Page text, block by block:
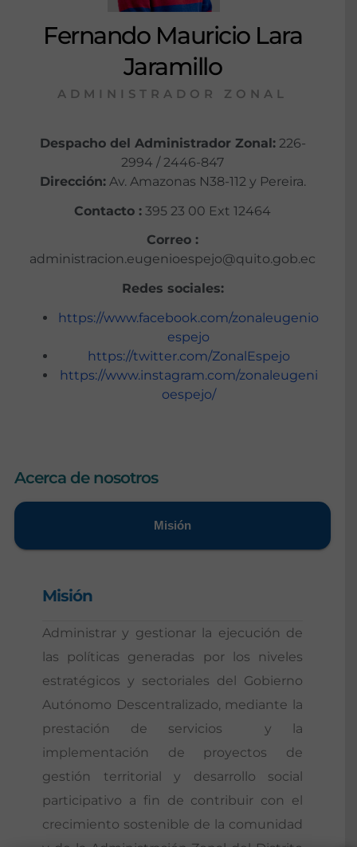
Acerca de nosotros
Misión
Misión
Administrar y gestionar la ejecución de
las políticas generadas por los niveles
estratégicos y sectoriales del Gobierno
Autónomo Descentralizado, mediante la
prestación de servicios y la
implementación de proyectos de
gestión territorial y desarrollo social
participativo a fin de contribuir con el
crecimiento sostenible de la comunidad
Fernando Mauricio Lara
Jaramillo
ADMINISTRADOR ZONAL
Despacho del Administrador Zonal:226-
2994 / 2446-847
Dirección:Av. Amazonas N38-112 y Pereira.
Contacto : 395 23 00 Ext 12464
Correo :
administracion.eugenioespejo@quito.gob.ec
Redes sociales:
https://www.facebook.com/zonaleugenio
espejo
https://twitter.com/ZonalEspejo
https://www.instagram.com/zonaleugeni
oespejo/